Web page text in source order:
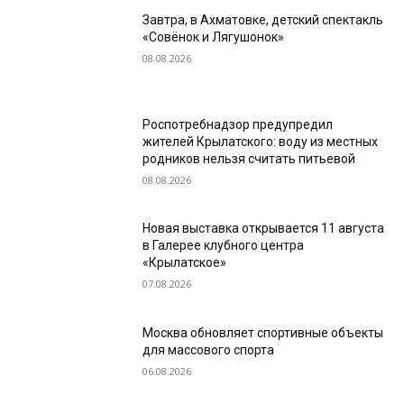
Завтра, в Ахматовке, детский спектакль
«Совёнок и Лягушонок»
08.08.2026
Роспотребнадзор предупредил
жителей Крылатского: воду из местных
родников нельзя считать питьевой
08.08.2026
Новая выставка открывается 11 августа
в Галерее клубного центра
«Крылатское»
07.08.2026
Москва обновляет спортивные объекты
для массового спорта
06.08.2026